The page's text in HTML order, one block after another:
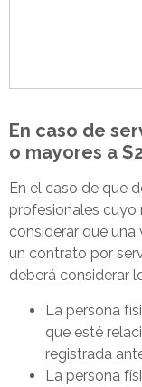
En caso de
o mayores a
En el caso de que
profesionales cuyo
considerar que
un contrato por
deberá considerar
La persona
que esté
registrada
La persona